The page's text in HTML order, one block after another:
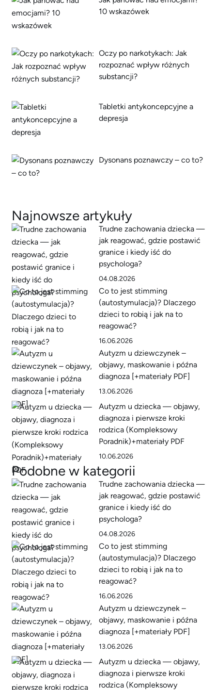
10 wskazówek
Oczy po narkotykach: Jak
rozpoznać wpływ różnych
substancji?
Tabletki antykoncepcyjne a
depresja
Dysonans poznawczy – co to?
Najnowsze artykuły
Trudne zachowania dziecka —
jak reagować, gdzie postawić
granice i kiedy iść do
psychologa?
04.08.2026
Co to jest stimming
(autostymulacja)? Dlaczego
dzieci to robią i jak na to
reagować?
16.06.2026
Autyzm u dziewczynek –
objawy, maskowanie i późna
diagnoza [+materiały PDF]
13.06.2026
Autyzm u dziecka — objawy,
diagnoza i pierwsze kroki
rodzica (Kompleksowy
Poradnik)+materiały PDF
10.06.2026
Podobne w kategorii
Trudne zachowania dziecka —
jak reagować, gdzie postawić
granice i kiedy iść do
psychologa?
04.08.2026
Co to jest stimming
(autostymulacja)? Dlaczego
dzieci to robią i jak na to
reagować?
16.06.2026
Autyzm u dziewczynek –
objawy, maskowanie i późna
diagnoza [+materiały PDF]
13.06.2026
Autyzm u dziecka — objawy,
diagnoza i pierwsze kroki
rodzica (Kompleksowy